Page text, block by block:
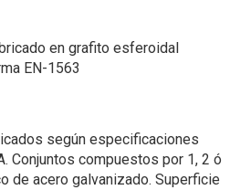
en grafito esferoidal
EN-1563
según especificaciones
Conjuntos compuestos por 1, 2 ó
de acero galvanizado. Superficie